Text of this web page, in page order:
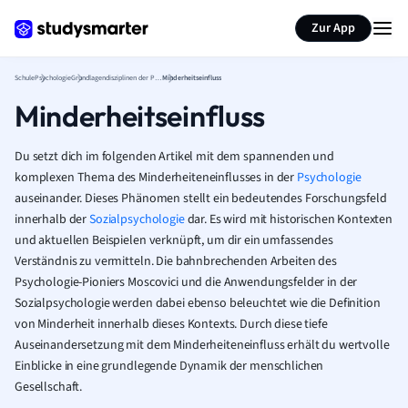
Zur App
SchulePsychologie Grundlagendisziplinen der PsychologieMinderheitseinfluss
Minderheitseinfluss
Du setzt dich im folgenden Artikel mit dem spannenden und
komplexen Thema des Minderheiteneinflusses in der Psychologie
auseinander. Dieses Phänomen stellt ein bedeutendes Forschungsfeld
innerhalb derSozialpsychologiedar. Es wird mit historischen Kontexten
und aktuellen Beispielen verknüpft, um dir ein umfassendes
Verständnis zu vermitteln. Die bahnbrechenden Arbeiten des
Psychologie-Pioniers Moscovici und die Anwendungsfelder in der
Sozialpsychologie werden dabei ebenso beleuchtet wie die Definition
von Minderheit innerhalb dieses Kontexts. Durch diese tiefe
Auseinandersetzung mit dem Minderheiteneinfluss erhält du wertvolle
Einblicke in eine grundlegende Dynamik der menschlichen
Gesellschaft.
Seite zusammenfassen